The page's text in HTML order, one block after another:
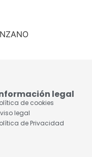
legal
de cookies
legal
de Privacidad